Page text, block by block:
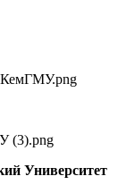
Университет